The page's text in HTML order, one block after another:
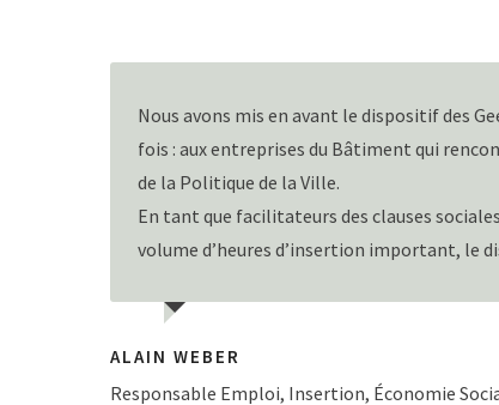
Nous avons mis en avant le dispositif des
fois : aux entreprises du Bâtiment qui
de la Politique de la Ville.
En tant que facilitateurs des clauses
volume d’heures d’insertion important, le
ALAIN WEBER
Responsable Emploi, Insertion, Économie